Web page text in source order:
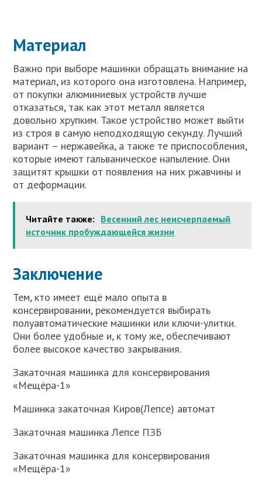
Материал
Важно при выборе машинки обращать внимание на
материал, из которого она изготовлена. Например,
от покупки алюминиевых устройств лучше
отказаться, так как этот металл является
довольно хрупким. Такое устройство может выйти
из строя в самую неподходящую секунду. Лучший
вариант – нержавейка, а также те приспособления,
которые имеют гальваническое напыление. Они
защитят крышки от появления на них ржавчины и
от деформации.
Читайте также: Весенний лес неисчерпаемый
источник пробуждающейся жизни
Заключение
Тем, кто имеет ещё мало опыта в
консервировании, рекомендуется выбирать
полуавтоматические машинки или ключи-улитки.
Они более удобные и, к тому же, обеспечивают
более высокое качество закрывания.
Закаточная машинка для консервирования
«Мещёра-1»
Машинка закаточная Киров(Лепсе) автомат
Закаточная машинка Лепсе ПЗБ
Закаточная машинка для консервирования
«Мещёра-1»